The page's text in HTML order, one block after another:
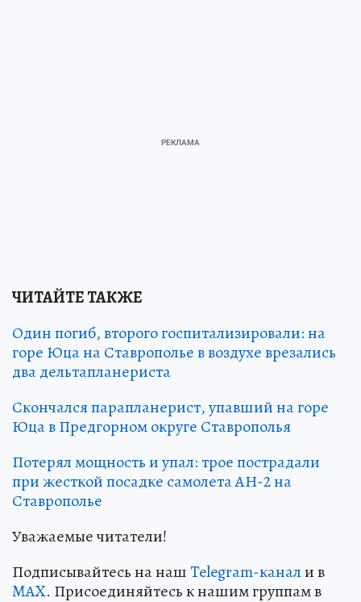
ЧИТАЙТЕ ТАКЖЕ
Один погиб, второго госпитализировали: на
горе Юца на Ставрополье в воздухе врезались
два дельтапланериста
Скончался парапланерист, упавший на горе
Юца в Предгорном округе Ставрополья
Потерял мощность и упал: трое пострадали
при жесткой посадке самолета АН-2 на
Ставрополье
Уважаемые читатели!
Подписывайтесь на нашTelegram-канали в
MAX. Присоединяйтесь к нашим группам в